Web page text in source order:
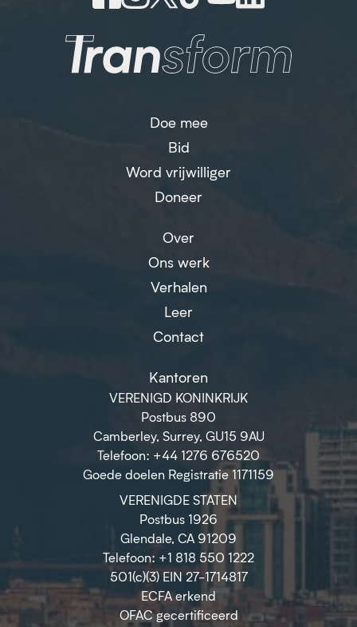
Doe mee
Bid
Word vrijwilliger
Doneer
Over
Ons werk
Verhalen
Leer
Contact
Kantoren
VERENIGD KONINKRIJK
Postbus 890
Camberley, Surrey, GU15 9AU
Telefoon: +44 1276 676520
Goede doelen Registratie 1171159
VERENIGDE STATEN
Postbus 1926
Glendale, CA 91209
Telefoon: +1 818 550 1222
501(c)(3) EIN 27-1714817
ECFA erkend
OFAC gecertificeerd